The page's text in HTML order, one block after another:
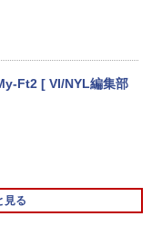
式512GB-SSD
中古PC】送料無料
インテル Core i5 13
コア メモリ：16G
8GB SSD256G
64bit WPSOff
コン デスクトップ
富士通 ESPRIMO
Adaptive-Sync
241S9A/11 モ
型 フルHD 1920×1
Ft2 [ VI/NYL編集部
見る